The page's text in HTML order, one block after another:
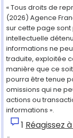
« Tous droits de
(2026) Agence
sur cette page
intellectuelle
informations ne
traduite, exploitée
manière que ce
pourra être tenue
omissions qui ne
actions ou
informations ».
1 Réagissez